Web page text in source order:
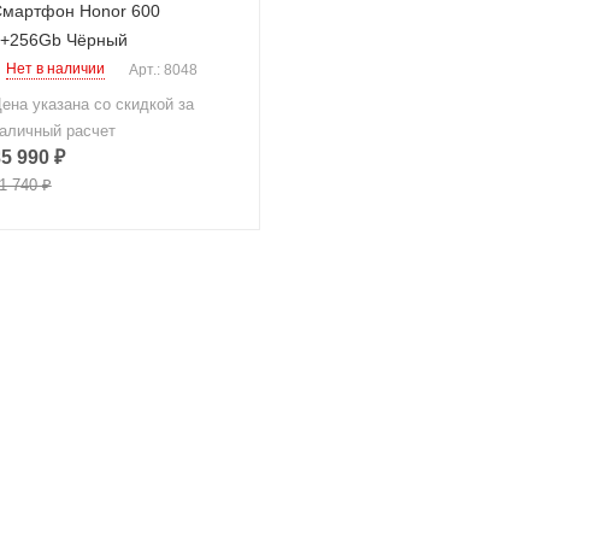
Honor 600
Чёрный
Нет в наличии Арт.: 8048
указана со скидкой за
расчет
990₽
740₽